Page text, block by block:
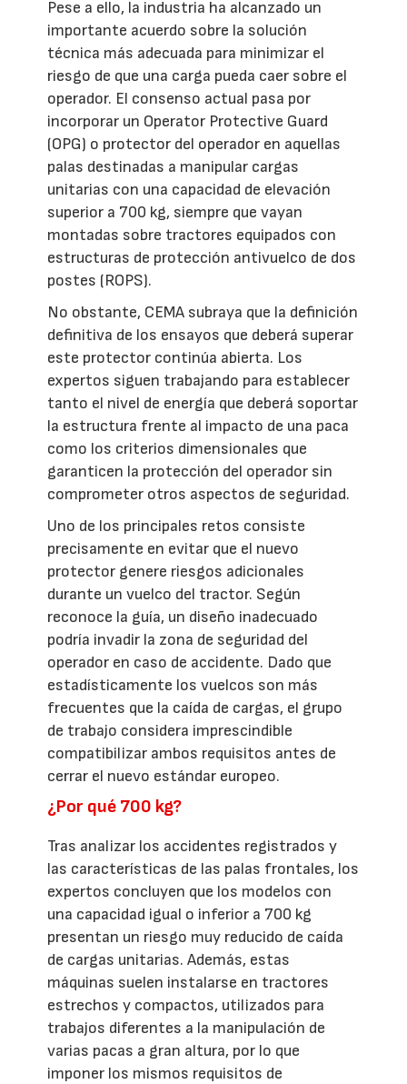
Pese a ello, la industria ha alcanzado un
importante acuerdo sobre la solución
técnica más adecuada para minimizar el
riesgo de que una carga pueda caer sobre el
operador. El consenso actual pasa por
incorporar un Operator Protective Guard
(OPG) o protector del operador en aquellas
palas destinadas a manipular cargas
unitarias con una capacidad de elevación
superior a 700 kg, siempre que vayan
montadas sobre tractores equipados con
estructuras de protección antivuelco de dos
postes (ROPS).
No obstante, CEMA subraya que la definición
definitiva de los ensayos que deberá superar
este protector continúa abierta. Los
expertos siguen trabajando para establecer
tanto el nivel de energía que deberá soportar
la estructura frente al impacto de una paca
como los criterios dimensionales que
garanticen la protección del operador sin
comprometer otros aspectos de seguridad.
Uno de los principales retos consiste
precisamente en evitar que el nuevo
protector genere riesgos adicionales
durante un vuelco del tractor. Según
reconoce la guía, un diseño inadecuado
podría invadir la zona de seguridad del
operador en caso de accidente. Dado que
estadísticamente los vuelcos son más
frecuentes que la caída de cargas, el grupo
de trabajo considera imprescindible
compatibilizar ambos requisitos antes de
cerrar el nuevo estándar europeo.
¿Por qué 700 kg?
Tras analizar los accidentes registrados y
las características de las palas frontales, los
expertos concluyen que los modelos con
una capacidad igual o inferior a 700 kg
presentan un riesgo muy reducido de caída
de cargas unitarias. Además, estas
máquinas suelen instalarse en tractores
estrechos y compactos, utilizados para
trabajos diferentes a la manipulación de
varias pacas a gran altura, por lo que
imponer los mismos requisitos de